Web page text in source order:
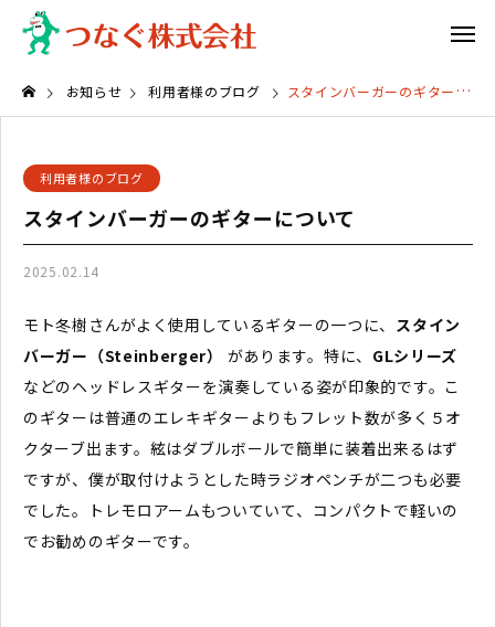
お知らせ 利用者様のブログ スタインバーガーのギターについて
利用者様のブログ
スタインバーガーのギターについて
2025.02.14
モト冬樹さんがよく使用しているギターの一つに、 スタイン
バーガー（Steinberger）
があります。特に、 GLシリーズ
などのヘッドレスギターを演奏している姿が印象的です。こ
のギターは普通のエレキギターよりもフレット数が多く５オ
クターブ出ます。絃はダブルボールで簡単に装着出来るはず
ですが、僕が取付けようとした時ラジオペンチが二つも必要
でした。トレモロアームもついていて、コンパクトで軽いの
でお勧めのギターです。